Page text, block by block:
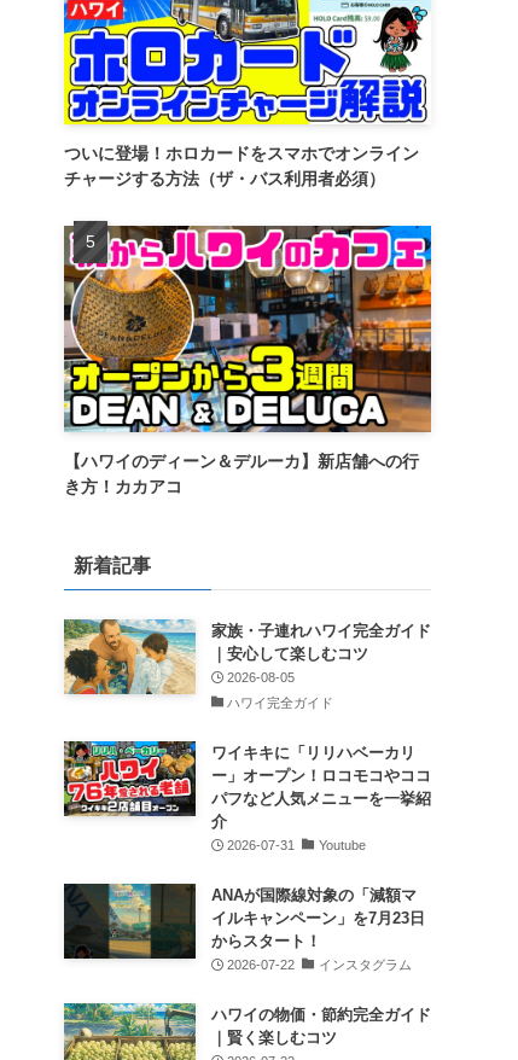
ついに登場！ホロカードをスマホでオンライン
チャージする方法（ザ・バス利用者必須）
【ハワイのディーン＆デルーカ】新店舗への行
き方！カカアコ
新着記事
家族・子連れハワイ完全ガイド
｜安心して楽しむコツ
2026-08-05
ハワイ完全ガイド
ワイキキに「リリハベーカリ
ー」オープン！ロコモコやココ
パフなど人気メニューを一挙紹
介
2026-07-31 Youtube
ANAが国際線対象の「減額マ
イルキャンペーン」を7月23日
からスタート！
2026-07-22 インスタグラム
ハワイの物価・節約完全ガイド
｜賢く楽しむコツ